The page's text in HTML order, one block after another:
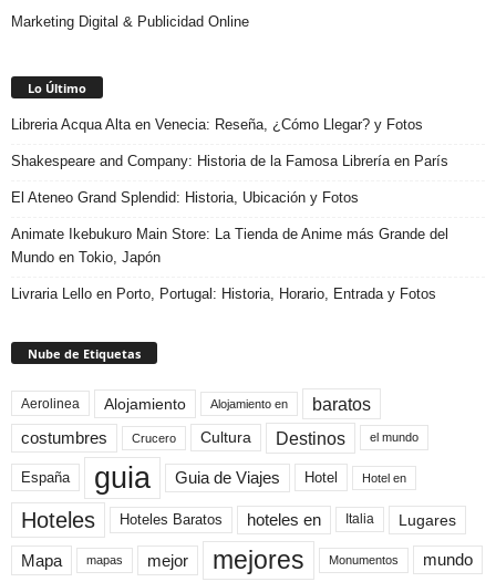
Marketing Digital & Publicidad Online
Lo Último
Libreria Acqua Alta en Venecia: Reseña, ¿Cómo Llegar? y Fotos
Shakespeare and Company: Historia de la Famosa Librería en París
El Ateneo Grand Splendid: Historia, Ubicación y Fotos
Animate Ikebukuro Main Store: La Tienda de Anime más Grande del
Mundo en Tokio, Japón
Livraria Lello en Porto, Portugal: Historia, Horario, Entrada y Fotos
Nube de Etiquetas
Aerolinea Alojamiento Alojamiento en baratos
costumbres Crucero Cultura Destinos el mundo
España guia Guia de Viajes Hotel Hotel en
Hoteles Hoteles Baratos hoteles en Italia Lugares
Mapa mapas mejor mejores Monumentos mundo